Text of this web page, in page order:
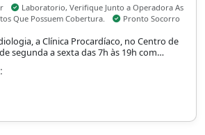
Laboratorio, Verifique Junto a Operadora As
Que Possuem Cobertura.
Pronto Socorro
a Clínica Procardíaco, no Centro de
segunda a sexta das 7h às 19h com
com internação hospitalar, apoio de
geral.